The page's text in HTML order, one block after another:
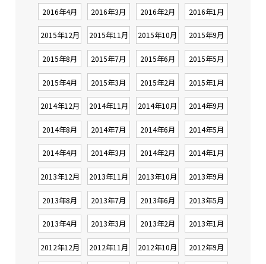
2016年4月 2016年3月 2016年2月 2016年1月
2015年12月 2015年11月 2015年10月 2015年9月
2015年8月 2015年7月 2015年6月 2015年5月
2015年4月 2015年3月 2015年2月 2015年1月
2014年12月 2014年11月 2014年10月 2014年9月
2014年8月 2014年7月 2014年6月 2014年5月
2014年4月 2014年3月 2014年2月 2014年1月
2013年12月 2013年11月 2013年10月 2013年9月
2013年8月 2013年7月 2013年6月 2013年5月
2013年4月 2013年3月 2013年2月 2013年1月
2012年12月 2012年11月 2012年10月 2012年9月